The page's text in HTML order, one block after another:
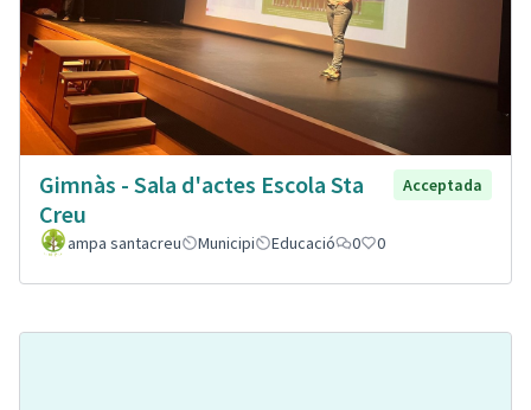
Gimnàs - Sala d'actes Escola Sta
Creu
Acceptada
ampa santacreu Municipi Educació 0 0